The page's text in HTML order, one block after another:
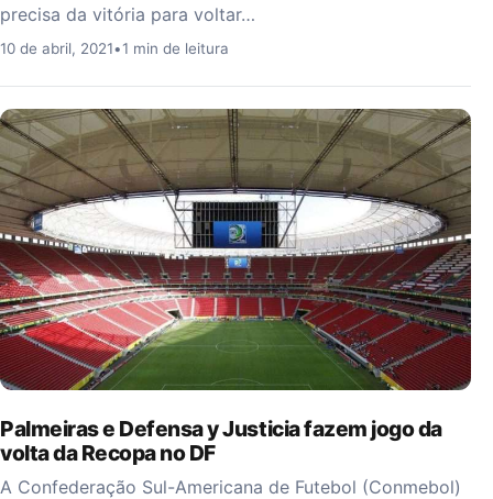
precisa da vitória para voltar…
10 de abril, 2021•1 min de leitura
Palmeiras e Defensa y Justicia fazem jogo da
volta da Recopa no DF
A Confederação Sul-Americana de Futebol (Conmebol)